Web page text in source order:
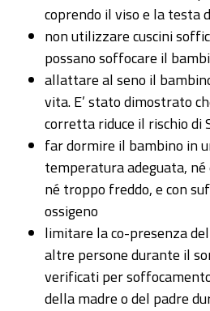
coprendo il viso e la testa
non utilizzare cuscini
possano soffocare il
allattare al seno il
vita. E’ stato dimostrato
corretta riduce il rischio di
far dormire il bambino in
temperatura adeguata, né
né troppo freddo, e con
ossigeno
limitare la co-presenza
altre persone durante il
verificati per
della madre o del padre